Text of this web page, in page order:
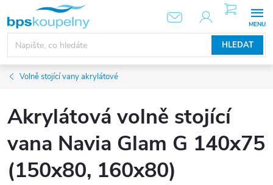
obsah
HLEDAT
NÁKUPNÍ
KOŠÍK
Volně stojící vany akrylátové
Akrylátová volně stojící
vana Navia Glam G 140x75
(150x80, 160x80)